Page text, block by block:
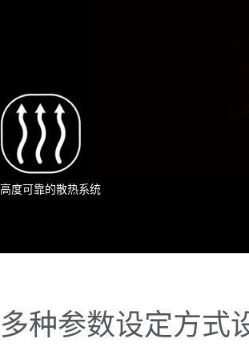
高度可靠的散热系统
多种参数设定方式